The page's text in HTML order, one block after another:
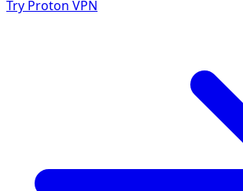
Try Proton VPN